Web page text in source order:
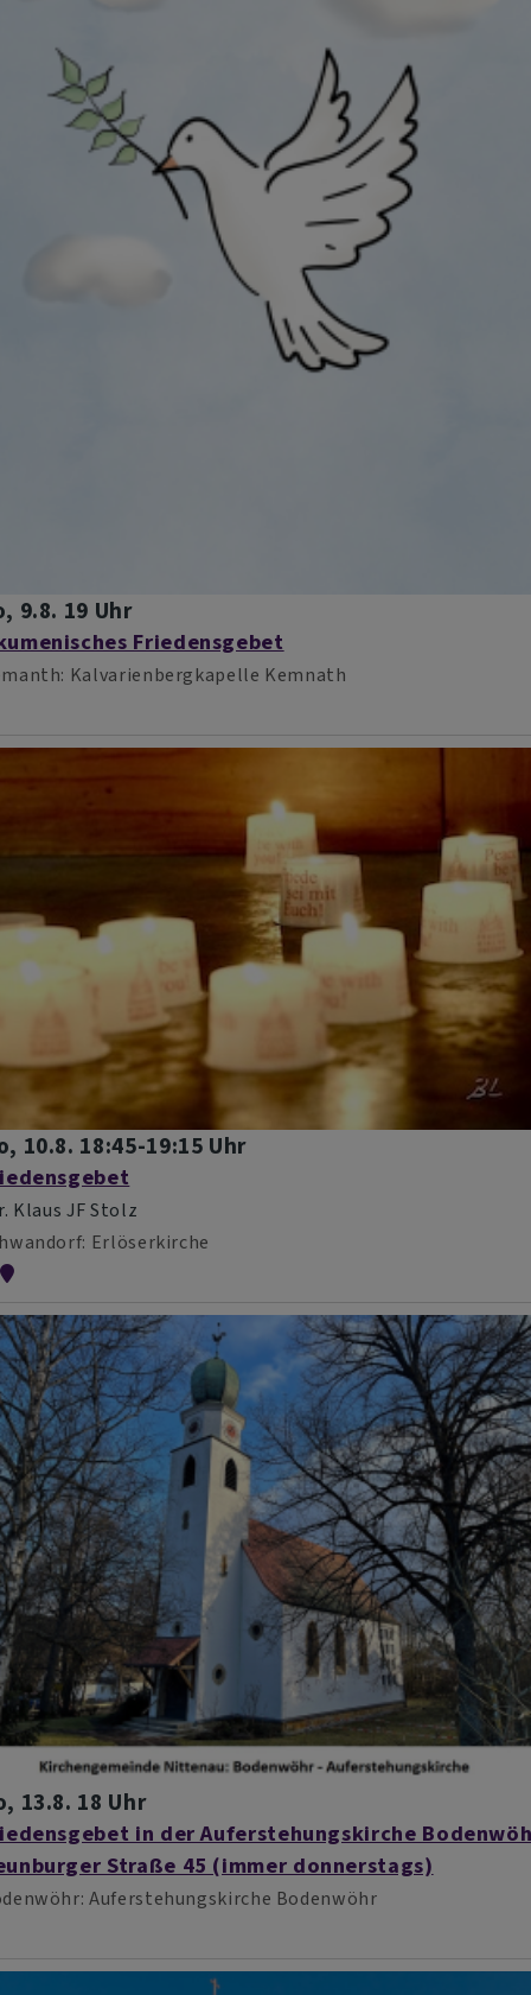
9.8. 19 Uhr
Friedensgebet
Kalvarienbergkapelle Kemnath
10.8. 18:45-19:15 Uhr
Klaus JF Stolz
Erlöserkirche
13.8. 18 Uhr
in der Auferstehungskirche
Straße 45 (immer donnerstags)
Auferstehungskirche Bodenwöhr